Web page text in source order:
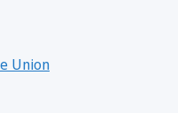
Union